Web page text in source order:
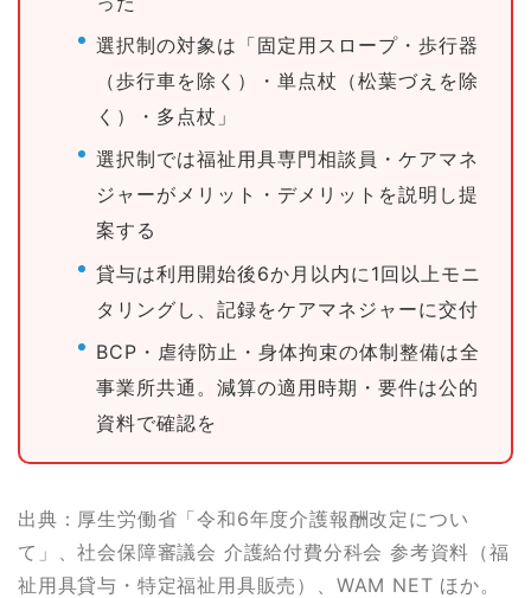
選択制の対象は「固定用スロープ・歩行器
（歩行車を除く）・単点杖（松葉づえを除
く）・多点杖」
選択制では福祉用具専門相談員・ケアマネ
ジャーがメリット・デメリットを説明し提
案する
貸与は利用開始後6か月以内に1回以上モニ
タリングし、記録をケアマネジャーに交付
BCP・虐待防止・身体拘束の体制整備は全
事業所共通。減算の適用時期・要件は公的
資料で確認を
出典：厚生労働省「令和6年度介護報酬改定につい
て」、社会保障審議会 介護給付費分科会 参考資料（福
祉用具貸与・特定福祉用具販売）、WAM NET ほか。